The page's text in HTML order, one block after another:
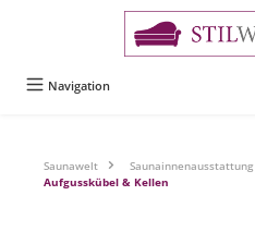
Navigation
Saunawelt
Aufgusskübel & Kellen